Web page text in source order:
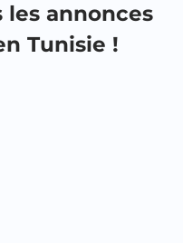
les annonces
Tunisie !